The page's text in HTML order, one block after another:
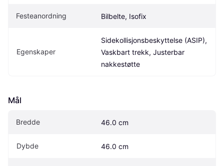
Festeanordning Bilbelte, Isofix
Egenskaper
Sidekollisjonsbeskyttelse (ASIP),
Vaskbart trekk, Justerbar
nakkestøtte
Mål
Bredde 46.0 cm
Dybde 46.0 cm